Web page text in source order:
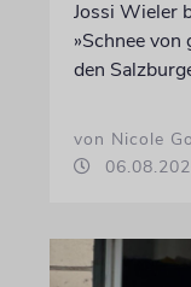
Jossi Wieler
»Schnee von
den
von Nicole